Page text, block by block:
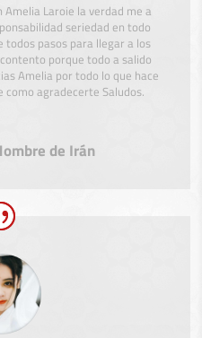
Laroie la verdad me a
seriedad en todo
pasos para llegar a los
porque todo a salido
Amelia por todo lo que hace
como agradecerte Saludos.
de Irán